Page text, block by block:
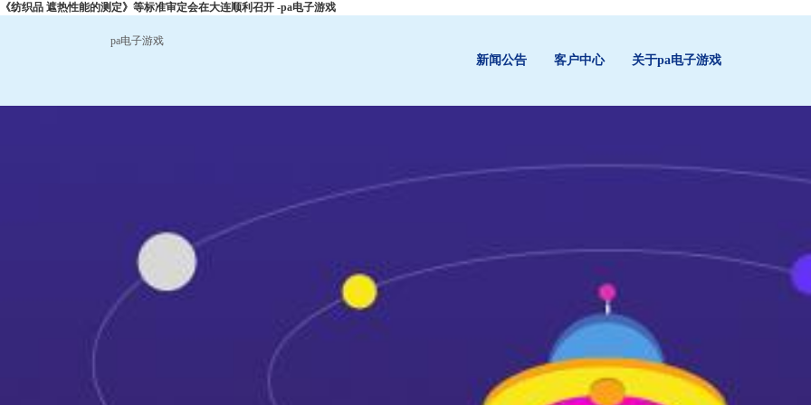
《纺织品 遮热性能的测定》等标准审定会在大连顺利召开 -pa电子游戏
pa电子游戏
新闻公告 客户中心 关于pa电子游戏